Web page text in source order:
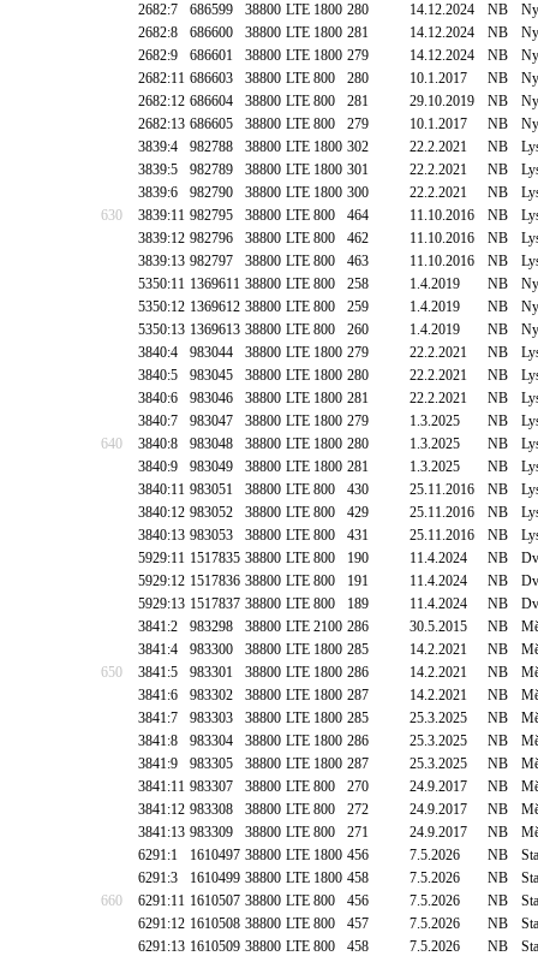
2682:7
686599 38800 LTE 1800 280 14.12.2024 NB
2682:8
686600 38800 LTE 1800 281 14.12.2024 NB
2682:9
686601 38800 LTE 1800 279 14.12.2024 NB
2682:11 686603 38800 LTE 800 280 10.1.2017 NB
2682:12 686604 38800 LTE 800 281 29.10.2019 NB
2682:13 686605 38800 LTE 800 279 10.1.2017 NB
3839:4
982788 38800 LTE 1800 302 22.2.2021 NB
3839:5
982789 38800 LTE 1800 301 22.2.2021 NB
3839:6
982790 38800 LTE 1800 300 22.2.2021 NB
630
3839:11 982795 38800 LTE 800 464 11.10.2016 NB
3839:12 982796 38800 LTE 800 462 11.10.2016 NB
3839:13 982797 38800 LTE 800 463 11.10.2016 NB
5350:11 1369611 38800 LTE 800 258 1.4.2019 NB
5350:12 1369612 38800 LTE 800 259 1.4.2019 NB
5350:13 1369613 38800 LTE 800 260 1.4.2019 NB
3840:4
983044 38800 LTE 1800 279 22.2.2021 NB
3840:5
983045 38800 LTE 1800 280 22.2.2021 NB
3840:6
983046 38800 LTE 1800 281 22.2.2021 NB
3840:7
983047 38800 LTE 1800 279 1.3.2025 NB
640
3840:8 983048 38800 LTE 1800 280 1.3.2025 NB
3840:9
983049 38800 LTE 1800 281 1.3.2025 NB
3840:11 983051 38800 LTE 800 430 25.11.2016 NB
3840:12 983052 38800 LTE 800 429 25.11.2016 NB
3840:13 983053 38800 LTE 800 431 25.11.2016 NB
5929:11 1517835 38800 LTE 800 190 11.4.2024 NB
5929:12 1517836 38800 LTE 800 191 11.4.2024 NB
5929:13 1517837 38800 LTE 800 189 11.4.2024 NB
3841:2
983298 38800 LTE 2100 286 30.5.2015 NB
3841:4
983300 38800 LTE 1800 285 14.2.2021 NB
650
3841:5 983301 38800 LTE 1800 286 14.2.2021 NB
3841:6
983302 38800 LTE 1800 287 14.2.2021 NB
3841:7
983303 38800 LTE 1800 285 25.3.2025 NB
3841:8
983304 38800 LTE 1800 286 25.3.2025 NB
3841:9
983305 38800 LTE 1800 287 25.3.2025 NB
3841:11 983307 38800 LTE 800 270 24.9.2017 NB
3841:12 983308 38800 LTE 800 272 24.9.2017 NB
3841:13 983309 38800 LTE 800 271 24.9.2017 NB
6291:1
1610497 38800 LTE 1800 456 7.5.2026 NB
6291:3
1610499 38800 LTE 1800 458 7.5.2026 NB
660
6291:11 1610507 38800 LTE 800 456 7.5.2026 NB
6291:12 1610508 38800 LTE 800 457 7.5.2026 NB
6291:13 1610509 38800 LTE 800 458 7.5.2026 NB